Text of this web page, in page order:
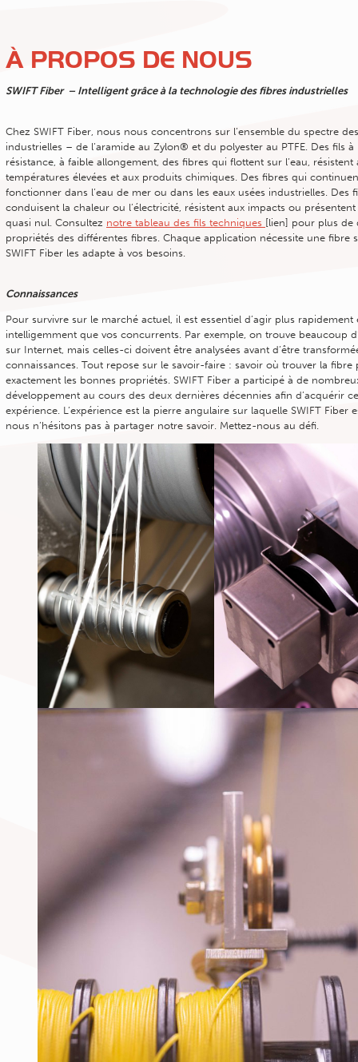
À PROPOS DE NOUS
SWIFT Fiber – Intelligent grâce à la technologie des fibres industrielles
Chez SWIFT Fiber, nous nous concentrons sur l’ensemble du spectre
industrielles – de l’aramide au Zylon® et du polyester au PTFE. Des fils à
résistance, à faible allongement, des fibres qui flottent sur l’eau, résistent
températures élevées et aux produits chimiques. Des fibres qui
fonctionner dans l’eau de mer ou dans les eaux usées industrielles. Des
conduisent la chaleur ou l’électricité, résistent aux impacts ou
quasi nul. Consultez notre tableau des fils techniques [lien] pour plus de
propriétés des différentes fibres. Chaque application nécessite une fibre
SWIFT Fiber les adapte à vos besoins.
Connaissances
Pour survivre sur le marché actuel, il est essentiel d’agir plus rapidement
intelligemment que vos concurrents. Par exemple, on trouve beaucoup
sur Internet, mais celles-ci doivent être analysées avant d’être
connaissances. Tout repose sur le savoir-faire : savoir où trouver la fibre
exactement les bonnes propriétés. SWIFT Fiber a participé à de
développement au cours des deux dernières décennies afin d’acquérir
expérience. L’expérience est la pierre angulaire sur laquelle SWIFT Fiber
nous n’hésitons pas à partager notre savoir. Mettez-nous au défi.